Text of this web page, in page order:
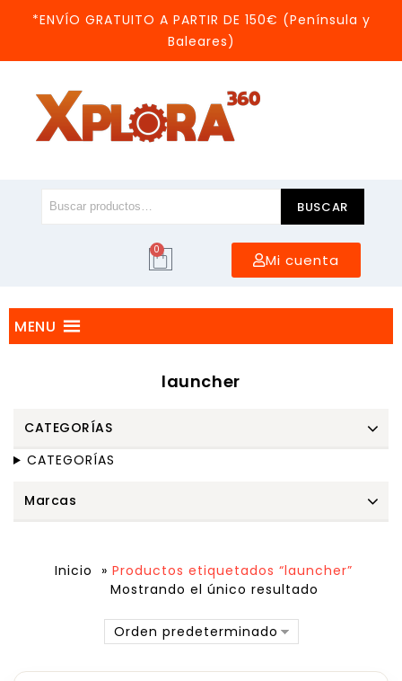
*ENVÍO GRATUITO A PARTIR DE 150€ (Península y
Baleares)
BUSCAR
0
Mi cuenta
MENU
launcher
Inicio » Productos etiquetados “launcher”
Mostrando el único resultado
Orden predeterminado
CATEGORÍAS
CATEGORÍAS
Marcas